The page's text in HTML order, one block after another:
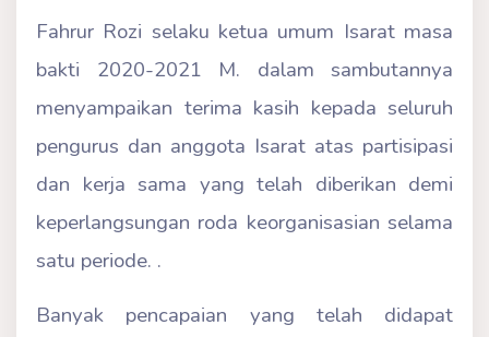
Fahrur Rozi selaku ketua umum Isarat masa
bakti 2020-2021 M. dalam sambutannya
menyampaikan terima kasih kepada seluruh
pengurus dan anggota Isarat atas partisipasi
dan kerja sama yang telah diberikan demi
keperlangsungan roda keorganisasian selama
satu periode. .
Banyak pencapaian yang telah didapat